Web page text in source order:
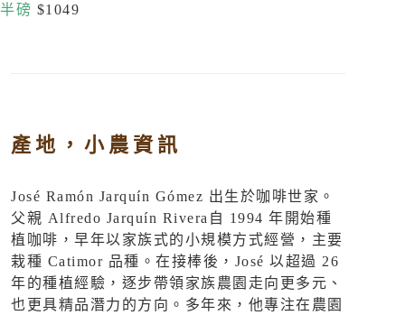
半磅 $1049
產地，小農資訊
José Ramón Jarquín Gómez 出生於咖啡世家。
父親 Alfredo Jarquín Rivera自 1994 年開始種
植咖啡，早年以家族式的小規模方式經營，主要
栽種 Catimor 品種。在接棒後，José 以超過 26
年的種植經驗，逐步帶領家族農園走向更多元、
也更具精品潛力的方向。多年來，他專注在農園